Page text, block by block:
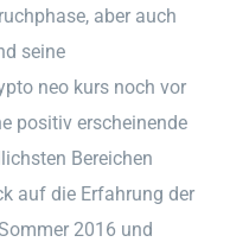
aber auch
seine
neo kurs noch vor
positiv erscheinende
Bereichen
auf die Erfahrung der
2016 und